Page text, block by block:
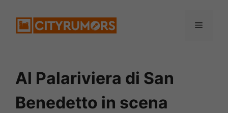
Menu
Al Palariviera di San
Benedetto in scena